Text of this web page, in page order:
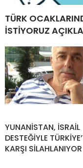
TÜRK
İSTİYORUZ
YUNANİSTAN, İSRAİL
DESTEĞİYLE
KARŞI SİLAHLANIYOR